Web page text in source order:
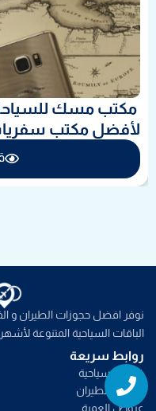
Phone
Whatsapp
مكتب مسك للسياحة
لأفضل مكتب
نوفر افضل حجوزات الطيران و
الباقات السياحية المتنوعة
روابط سريعة
خدمات سياحية
عروض الطيران
عروض العمرة